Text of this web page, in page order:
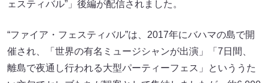
ェスティバル”」後編が配信されました。
“ファイア・フェスティバル”は、2017年にバハマの島で開
催され、「世界の有名ミュージシャンが出演」「7日間、
離島で夜通し行われる大型パーティーフェス」といううた